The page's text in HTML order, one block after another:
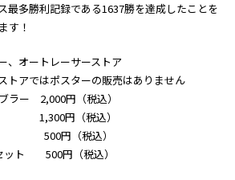
最多勝利記録である1637勝を達成したことを
す！
オートレーサーストア
ではポスターの販売はありません
ラー 2,000円（税込）
1,300円（税込）
500円（税込）
ト 500円（税込）